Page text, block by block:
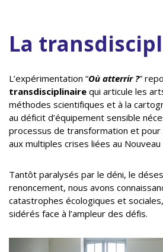
La
L’expérimentation “Où atterrir ?”
transdisciplinaire qui articule les
méthodes scientifiques et à la
au déficit d’équipement sensible
processus de transformation et pour
aux multiples crises liées au Nouveau
Tantôt paralysés par le déni, le
renoncement, nous avons
catastrophes écologiques et
sidérés face à l’ampleur des défis.